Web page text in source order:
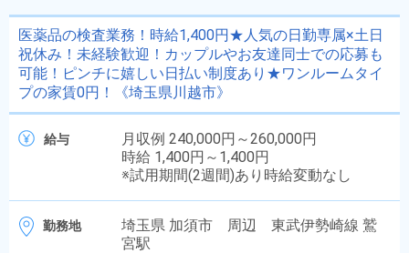
医薬品の検査業務！時給1,400円★人気の日勤専属×土日
祝休み！未経験歓迎！カップルやお友達同士での応募も
可能！ピンチに嬉しい日払い制度あり★ワンルームタイ
プの家賃0円！《埼玉県川越市》
給与
月収例 240,000円～260,000円
時給 1,400円～1,400円
※試用期間(2週間)あり時給変動なし
勤務地
埼玉県 加須市 周辺 東武伊勢崎線 鷲
宮駅